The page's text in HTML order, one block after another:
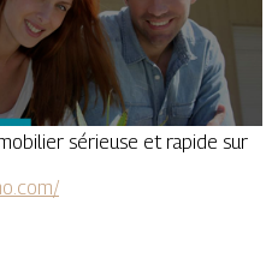
sérieuse et rapide sur